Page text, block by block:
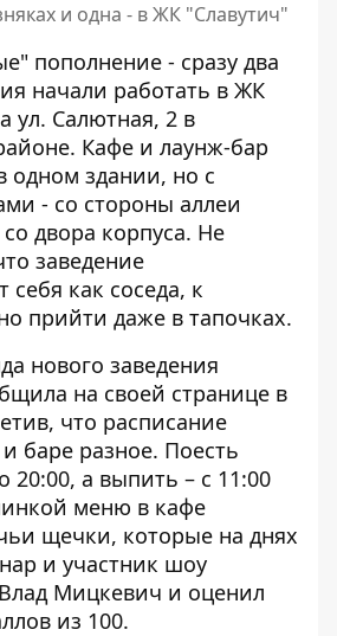
и одна - в ЖК "Славутич"
пополнение - сразу два
начали работать в ЖК
ул. Салютная, 2 в
Кафе и лаунж-бар
одном здании, но с
- со стороны аллеи
двора корпуса. Не
заведение
себя как соседа, к
прийти даже в тапочках.
нового заведения
на своей странице в
что расписание
баре разное. Поесть
20:00, а выпить – с 11:00
меню в кафе
щечки, которые на днях
и участник шоу
Мицкевич и оценил
из 100.